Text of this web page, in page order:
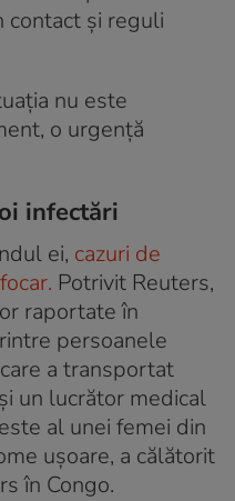
contact și reguli
nu este
o urgență
infectări
ei, cazuri de
Potrivit Reuters,
raportate în
persoanele
a transportat
un lucrător medical
al unei femei din
ușoare, a călătorit
în Congo.